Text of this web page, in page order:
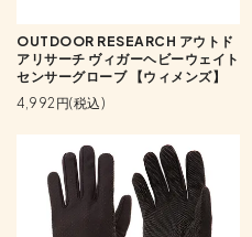
OUTDOOR RESEARCH アウトド
アリサーチ ヴィガーヘビーウェイト
センサーグローブ 【ウィメンズ】
4,992円(税込)